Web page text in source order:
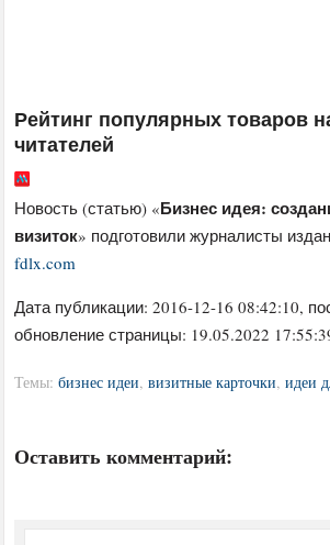
Рейтинг популярных товаров
читателей
Новость (статью) «Бизнес идея:
визиток» подготовили журналисты
fdlx.com
Дата публикации:2016-12-16 08:42:10,
обновление страницы: 19.05.2022
Темы:бизнес идеи,визитные карточки,идеи
Оставить комментарий: